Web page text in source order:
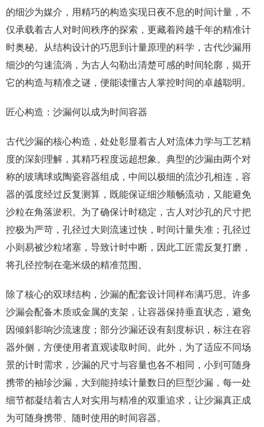
的细沙为媒介，用精巧的构造实现日夜不息的时间计量，不
仅承载着古人对时间秩序的探索，更藏着跨越千年的精准计
时奥秘。从结构设计的巧思到计量原理的科学，古代沙漏用
细沙的匀速流淌，为古人勾勒出清楚可感的时间轮廓，揭开
它的构造与精准之谜，便能读懂古人掌控时间的卓越聪明。
匠心构造：沙漏何以成为时间容器
古代沙漏的核心构造，处处彰显着古人对流体力学与工艺精
度的深刻理解，其精巧程度远超想象。典型的沙漏由两个对
称的玻璃球或陶瓷容器组成，中间以极细的流沙孔相连，容
器的弧度经过反复测算，既能保证细沙顺畅流动，又能避免
沙粒在角落淤积。为了确保计时稳定，古人对沙孔的尺寸把
控极为严苛，孔径过大则流速过快，时间计量失准；孔径过
小则易被沙粒堵塞，导致计时中断，因此工匠需反复打磨，
将孔径控制在毫米级的精准范围。
除了核心的双球结构，沙漏的配套设计同样布满巧思。许多
沙漏会配备木质或金属的支架，让容器保持垂直状态，避免
因倾斜影响沙流速度；部分沙漏还设有刻度标识，标注在容
器外侧，方便使用者直观读取时间。此外，为了适应不同场
景的计时需求，沙漏的尺寸与容量也各不相同，小到可随身
携带的袖珍沙漏，大到能持续计量数日的巨型沙漏，每一处
细节都凝结着古人对实用与精准的双重追求，让沙漏真正成
为可随身携带、随时使用的时间容器。